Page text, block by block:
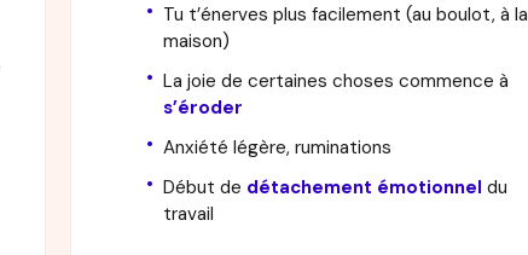
Tu t’énerves plus facilement (au boulot, à la
maison)
La joie de certaines choses commence à
s’éroder
Anxiété légère, ruminations
Début de détachement émotionnel du
travail